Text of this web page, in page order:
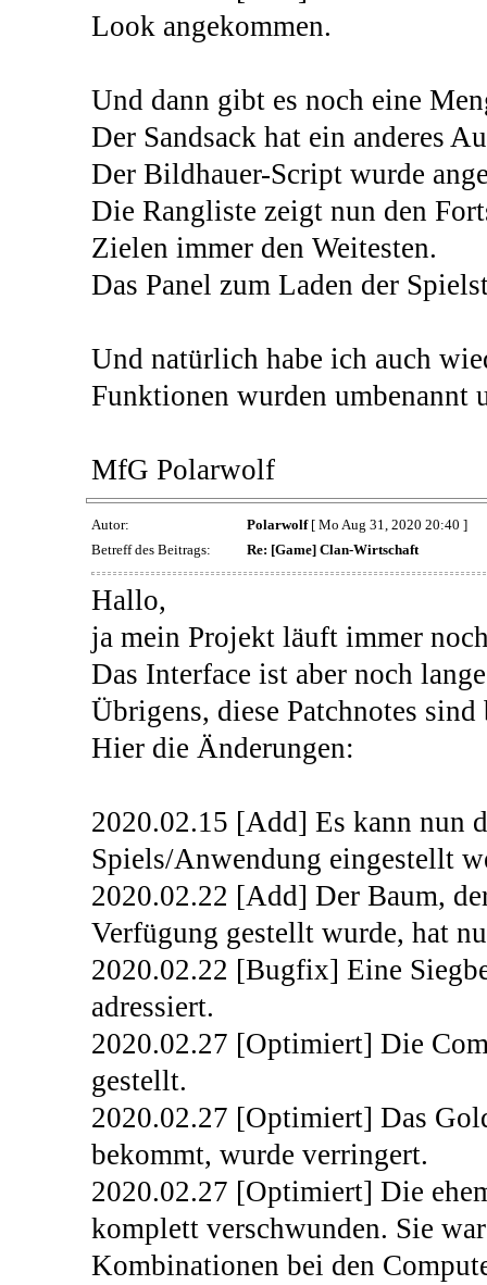
Look angekommen.
Und dann gibt es noch eine
Der Sandsack hat ein anderes
Der Bildhauer-Script wurde
Die Rangliste zeigt nun den
Zielen immer den Weitesten.
Das Panel zum Laden der
Und natürlich habe ich auch
Funktionen wurden umbenannt
MfG Polarwolf
Autor: Polarwolf[ Mo Aug 31, 2020 20:40 ]
Betreff des Beitrags:
Re: [Game] Clan-Wirtschaft
Hallo,
ja mein Projekt läuft immer
Das Interface ist aber noch
Übrigens, diese Patchnotes
Hier die Änderungen:
2020.02.15 [Add] Es kann nun
Spiels/Anwendung eingestellt
2020.02.22 [Add] Der Baum,
Verfügung gestellt wurde, hat
2020.02.22 [Bugfix] Eine
adressiert.
2020.02.27 [Optimiert] Die
gestellt.
2020.02.27 [Optimiert] Das
bekommt, wurde verringert.
2020.02.27 [Optimiert] Die
komplett verschwunden. Sie
Kombinationen bei den